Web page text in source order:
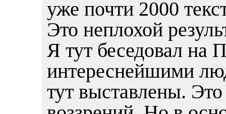
уже почти 2000
Это неплохой
Я тут беседовал на
интереснейшими
тут выставлены.